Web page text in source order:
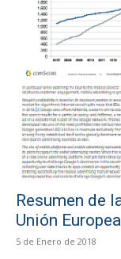
Resumen de
Unión
5 de Enero de 2018